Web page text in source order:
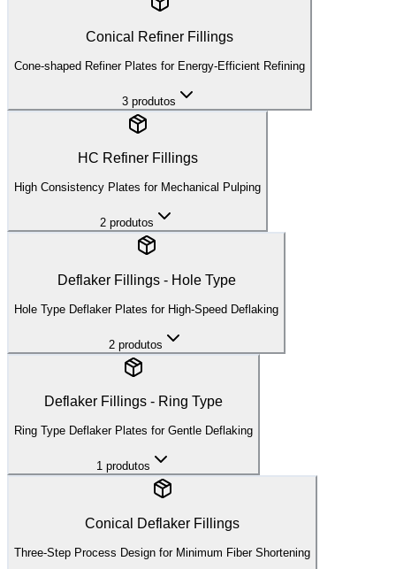
High Wear
TDR-12 to TDR-18
12"-18"
Bar Width:2.0-3.5mm
Andritz TwinFloValmet Conflo
Qtd:
⚙️
TDR-20 to TDR-26
Size: 20"-26"
Groove Width: 3.0-5.0mm
Valmet OptiFiner
Adicionar à Consulta
Conical Refiner Fillings
Cone-shaped Refiner Plates for Energy-Efficient Refining
3 produtos
HC Refiner Fillings
High Consistency Plates for Mechanical Pulping
2 produtos
Deflaker Fillings - Hole Type
Hole Type Deflaker Plates for High-Speed Deflaking
2 produtos
Deflaker Fillings - Ring Type
Ring Type Deflaker Plates for Gentle Deflaking
1 produtos
Conical Deflaker Fillings
Three-Step Process Design for Minimum Fiber Shortening